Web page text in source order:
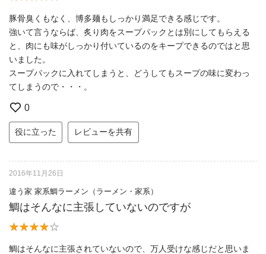
豚骨臭くもなく、博多麺もしっかり満足できる感じです。
強いて言うならば、炙り肉をスープパックとは別にしてもらえる
と、肉にも味がしっかり付いているのをキープできるのではと思
いました。
スープパックに入れてしまうと、どうしてもスープの味に変わっ
てしまうので・・・。
0
役に立った レビューを共有
2016年11月26日
違う家 家系鯛ラーメン（ラーメン・家系）
鯛はそんなに主張していないのですが
鯛はそんなに主張されていないので、万人受けな感じだと思いま